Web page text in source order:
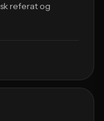
referat og